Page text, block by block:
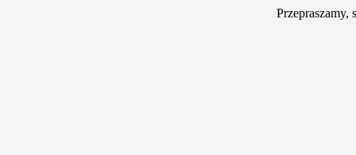
Przepraszamy,